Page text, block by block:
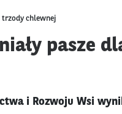
trzody chlewnej
pasze
i Rozwoju Wsi